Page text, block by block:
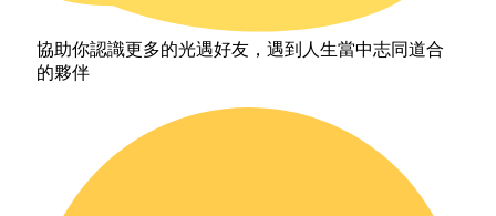
協助你認識更多的光遇好友，遇到人生當中志同道合
的夥伴